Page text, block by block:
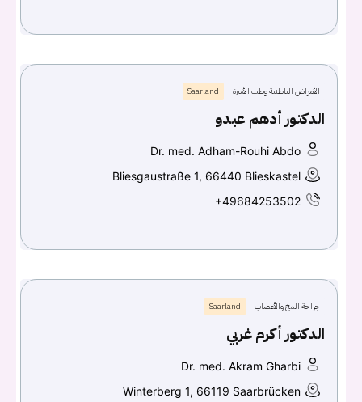
الأمراض الباطنية وطب الأسرة Saarland
الدكتور أدهم عبدو
Dr. med. Adham-Rouhi Abdo
Bliesgaustraße 1, 66440 Blieskastel
+49684253502
جراحة المخ والأعصاب Saarland
الدكتور أكرم غربي
Dr. med. Akram Gharbi
Winterberg 1, 66119 Saarbrücken